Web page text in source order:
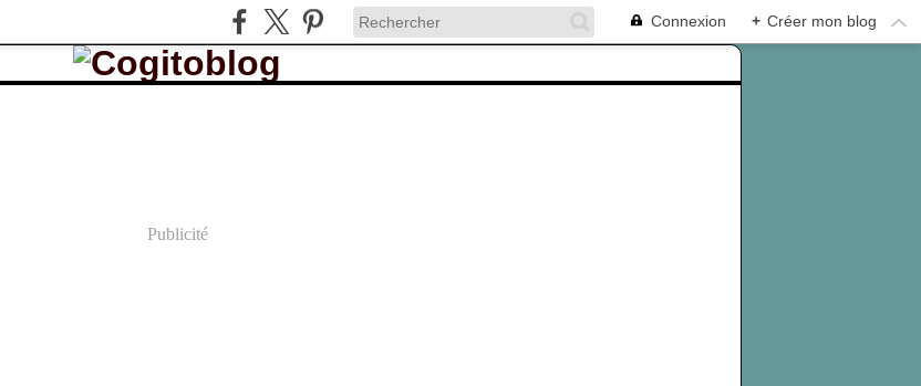
Connexion + Créer mon blog
Publicité